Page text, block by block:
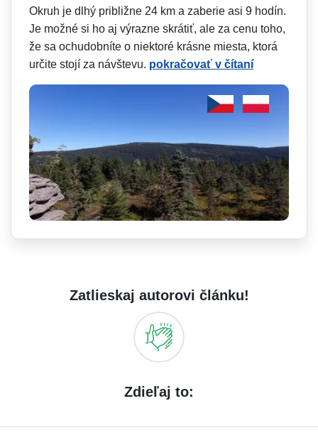
Okruh je dlhý približne 24 km a zaberie asi 9 hodín.
Je možné si ho aj výrazne skrátiť, ale za cenu toho,
že sa ochudobníte o niektoré krásne miesta, ktorá
určite stojí za návštevu. pokračovať v čítaní
Zatlieskaj autorovi článku!
Zdieľaj to: